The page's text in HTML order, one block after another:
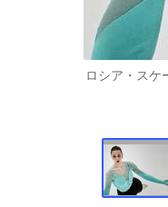
ロシア・スケ